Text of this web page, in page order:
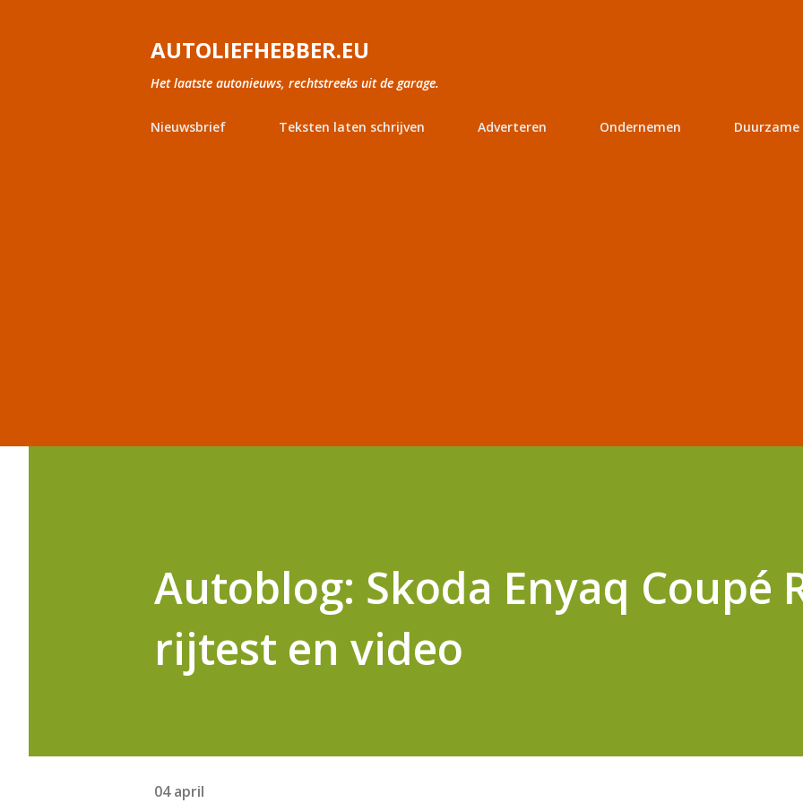
AUTOLIEFHEBBER.EU
Het laatste autonieuws, rechtstreeks uit de garage.
Nieuwsbrief Teksten laten schrijven Adverteren Ondernemen Duurzame
Autoblog: Skoda Enyaq Coupé
rijtest en video
04 april